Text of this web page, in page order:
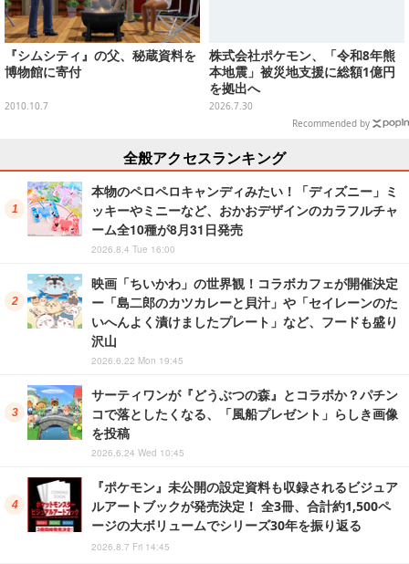
『シムシティ』の父、秘蔵資料を
博物館に寄付
2010.10.7
株式会社ポケモン、「令和8年熊
本地震」被災地支援に総額1億円
を拠出へ
2026.7.30
Recommended by
全般アクセスランキング
本物のペロペロキャンディみたい！「ディズニー」ミ
ッキーやミニーなど、おかおデザインのカラフルチャ
ーム全10種が8月31日発売
2026.8.4 Tue 16:00
映画「ちいかわ」の世界観！コラボカフェが開催決定
ー「島二郎のカツカレーと貝汁」や「セイレーンのた
いへんよく漬けましたプレート」など、フードも盛り
沢山
2026.6.22 Mon 19:45
サーティワンが『どうぶつの森』とコラボか？パチン
コで落としたくなる、「風船プレゼント」らしき画像
を投稿
2026.6.24 Wed 10:45
『ポケモン』未公開の設定資料も収録されるビジュア
ルアートブックが発売決定！ 全3冊、合計約1,500ペ
ージの大ボリュームでシリーズ30年を振り返る
2026.8.7 Fri 14:45